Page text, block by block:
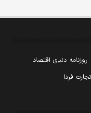
روزنامه دنیای اقتصاد
فردا